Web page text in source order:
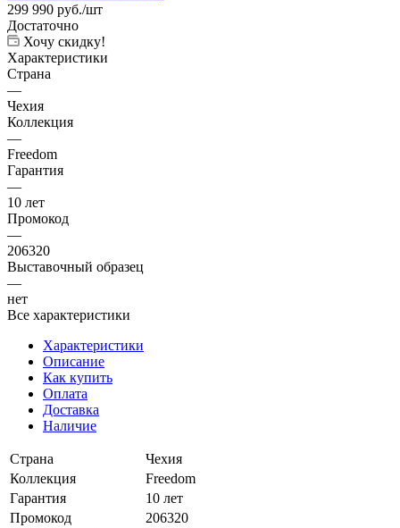
299 990 руб./шт
Достаточно
Хочу скидку!
Характеристики
Страна
—
Чехия
Коллекция
—
Freedom
Гарантия
—
10 лет
Промокод
—
206320
Выставочный образец
—
нет
Все характеристики
Характеристики
Описание
Как купить
Оплата
Доставка
Наличие
Страна
Чехия
Коллекция
Freedom
Гарантия
10 лет
Промокод
206320